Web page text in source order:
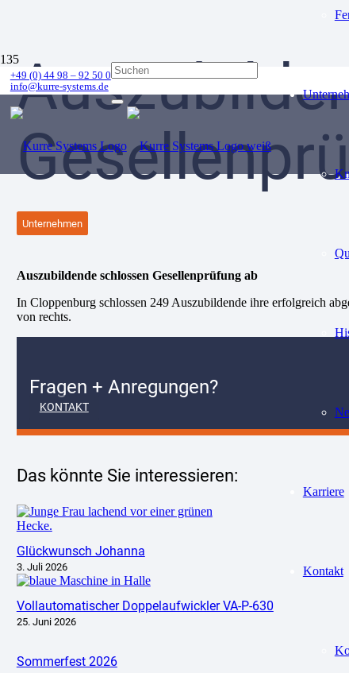
+49 (0) 44 98 – 92 50 0
info@kurre-systems.de
Karriere
Kontakt
Unternehmen
Auszubildende schlossen Gesellenprüfung ab
In Cloppenburg schlossen 249 Auszubildende ihre erfolgreich
von rechts.
Fragen + Anregungen?
KONTAKT
Das könnte Sie interessieren:
Glückwunsch Johanna
3. Juli 2026
Vollautomatischer Doppelaufwickler VA-P-630
25. Juni 2026
Sommerfest 2026